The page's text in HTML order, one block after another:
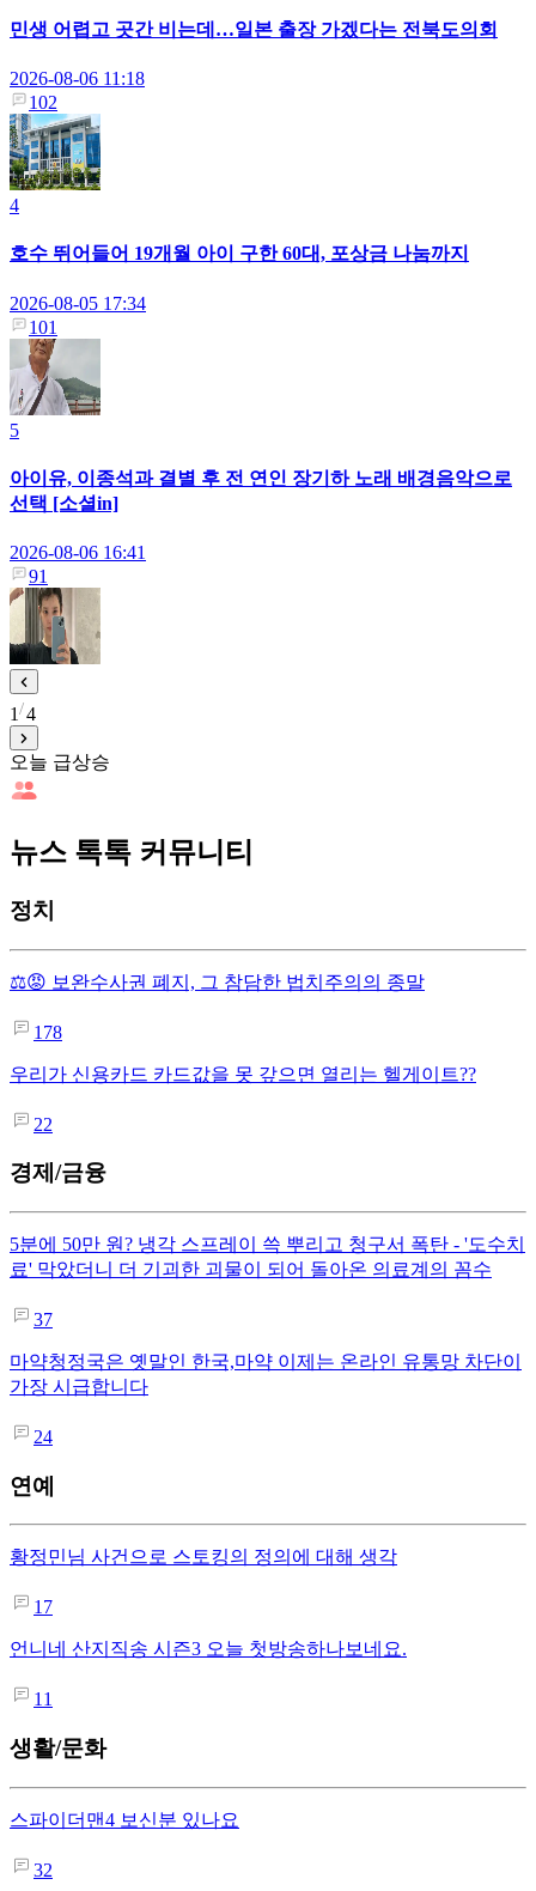
민생 어렵고 곳간 비는데…일본 출장 가겠다는 전북도의회
2026-08-06 11:18
102
4
호수 뛰어들어 19개월 아이 구한 60대, 포상금 나눔까지
2026-08-05 17:34
101
5
아이유, 이종석과 결별 후 전 연인 장기하 노래 배경음악으로
선택 [소셜in]
2026-08-06 16:41
91
1 4
오늘 급상승
뉴스 톡톡 커뮤니티
정치
⚖️😡 보완수사권 폐지, 그 참담한 법치주의의 종말
178
우리가 신용카드 카드값을 못 갚으면 열리는 헬게이트??
22
경제/금융
5분에 50만 원? 냉각 스프레이 쓱 뿌리고 청구서 폭탄 - '도수치
료' 막았더니 더 기괴한 괴물이 되어 돌아온 의료계의 꼼수
37
마약청정국은 옛말인 한국,마약 이제는 온라인 유통망 차단이
가장 시급합니다
24
연예
황정민님 사건으로 스토킹의 정의에 대해 생각
17
언니네 산지직송 시즌3 오늘 첫방송하나보네요.
11
생활/문화
스파이더맨4 보신분 있나요
32